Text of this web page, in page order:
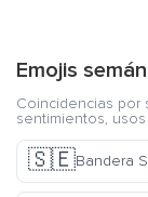
Emojis
Coincidencias
sentimientos,
🇸🇪Bandera